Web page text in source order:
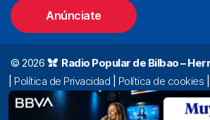
Anúnciate
© 2026 Radio Popular de Bilbao –
Política de Privacidad Política de cookies
Alda. Mazarredo, 47 – 7º 48009 Bilbao |